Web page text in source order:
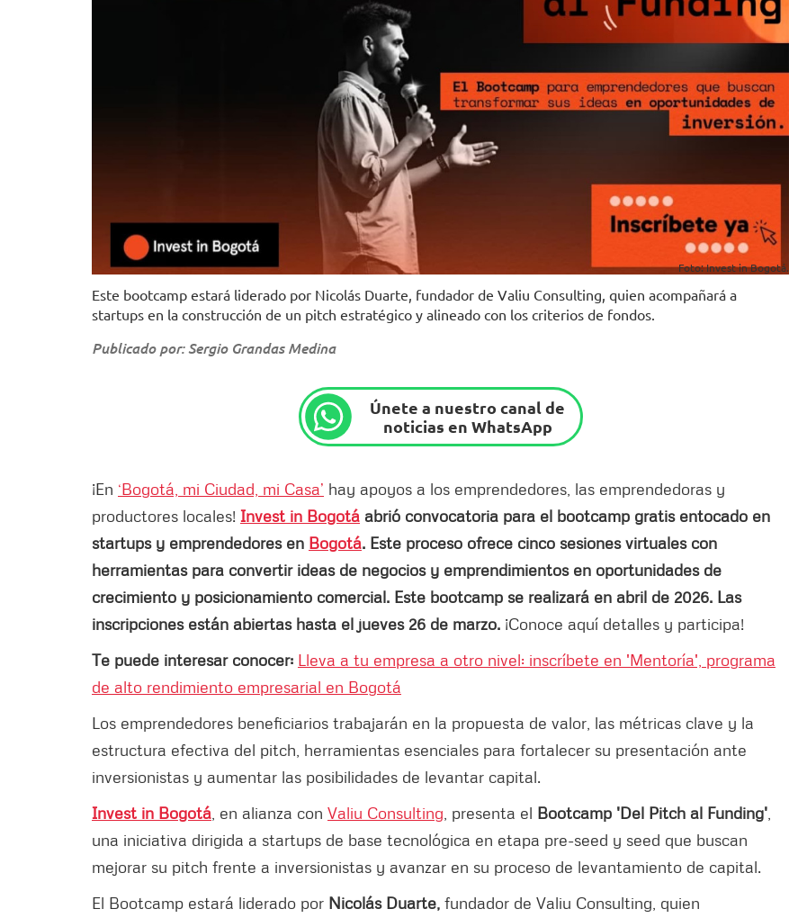
Foto: Invest in Bogotá.
Este bootcamp estará liderado por Nicolás Duarte, fundador de Valiu Consulting, quien acompañará a
startups en la construcción de un pitch estratégico y alineado con los criterios de fondos.
Publicado por: Sergio Grandas Medina
Únete a nuestro canal de
noticias en WhatsApp
¡En ‘Bogotá, mi Ciudad, mi Casa’ hay apoyos a los emprendedores, las emprendedoras y
productores locales! Invest in Bogotá abrió convocatoria para el bootcamp gratis entocado en
startups y emprendedores en Bogotá. Este proceso ofrece cinco sesiones virtuales con
herramientas para convertir ideas de negocios y emprendimientos en oportunidades de
crecimiento y posicionamiento comercial. Este bootcamp se realizará en abril de 2026. Las
inscripciones están abiertas hasta el jueves 26 de marzo. ¡Conoce aquí detalles y participa!
Te puede interesar conocer: Lleva a tu empresa a otro nivel: inscríbete en 'Mentoría', programa
de alto rendimiento empresarial en Bogotá
Los emprendedores beneficiarios trabajarán en la propuesta de valor, las métricas clave y la
estructura efectiva del pitch, herramientas esenciales para fortalecer su presentación ante
inversionistas y aumentar las posibilidades de levantar capital.
Invest in Bogotá , en alianza con Valiu Consulting , presenta el Bootcamp 'Del Pitch al Funding'
una iniciativa dirigida a startups de base tecnológica en etapa pre-seed y seed que buscan
mejorar su pitch frente a inversionistas y avanzar en su proceso de levantamiento de capital.
El Bootcamp estará liderado por Nicolás Duarte, fundador de Valiu Consulting, quien